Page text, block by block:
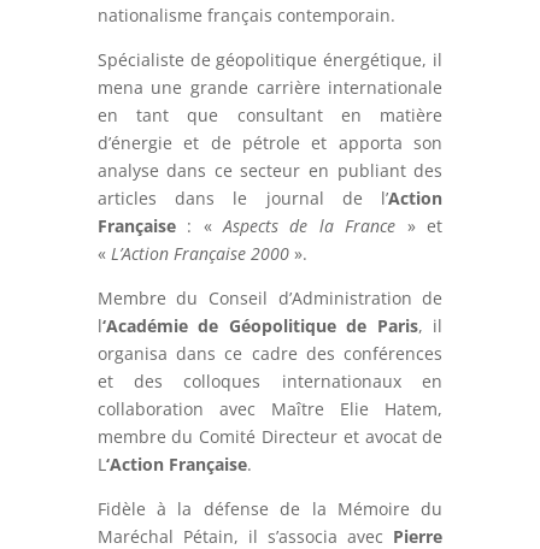
nationalisme français contemporain.
Spécialiste de géopolitique énergétique, il
mena une grande carrière internationale
en tant que consultant en matière
d’énergie et de pétrole et apporta son
analyse dans ce secteur en publiant des
articles dans le journal de l’Action
Française: «Aspects de la France » et
«L’Action Française 2000».
Membre du Conseil d’Administration de
l‘Académie de Géopolitique de Paris, il
organisa dans ce cadre des conférences
et des colloques internationaux en
collaboration avec Maître Elie Hatem,
membre du Comité Directeur et avocat de
L‘Action Française.
Fidèle à la défense de la Mémoire du
Maréchal Pétain, il s’associa avec Pierre